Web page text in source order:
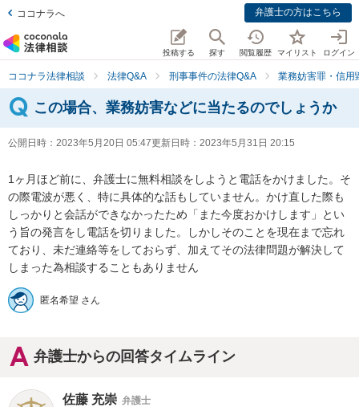
ココナラへ 弁護士の方はこちら
投稿する 探す 閲覧履歴 マイリスト ログイン
ココナラ法律相談 法律Q&A 刑事事件の法律Q&A 業務妨害罪・信用
この場合、業務妨害などに当たるのでしょうか
公開日時： 2023年5月20日 05:47更新日時： 2023年5月31日 20:15
1ヶ月ほど前に、弁護士に無料相談をしようと電話をかけました。そ
の際電波が悪く、特に具体的な話もしていません。かけ直した際も
しっかりと会話ができなかったため「また今度おかけします」とい
う旨の発言をし電話を切りました。しかしそのことを現在まで忘れ
ており、未だ連絡等をしておらず、加えてその法律問題が解決して
しまった為相談することもありません
匿名希望 さん
弁護士からの回答タイムライン
佐藤 充崇 弁護士